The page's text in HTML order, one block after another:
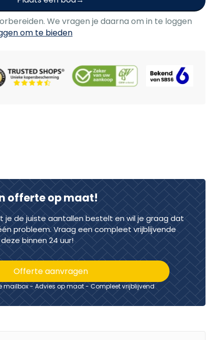
We vragen je daarna om in te loggen
om te bieden
offerte op maat!
je de juiste aantallen bestelt en wil je graag dat
probleem. Vraag een compleet vrijblijvende
binnen 24 uur!
Offerte aanvragen
mailbox - Advies op maat - Compleet vrijblijvend